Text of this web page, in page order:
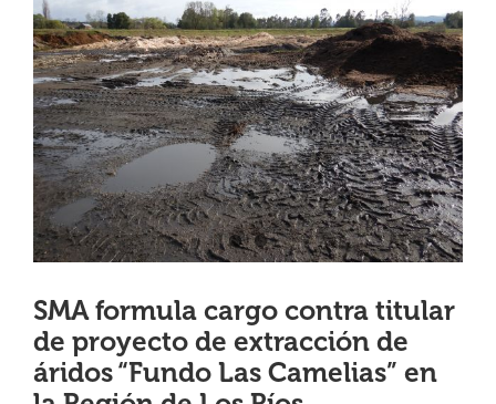
OFICINAS REGIONALES
DOCUMENTOS
SALA DE PRENSA
CONTACTO
Image
SMA formula cargo contra titular
de proyecto de extracción de
áridos “Fundo Las Camelias” en